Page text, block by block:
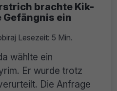
brachte Kik-
Gefängnis ein
Lesezeit: 5 Min.
wählte ein
Er wurde trotz
Die Anfrage